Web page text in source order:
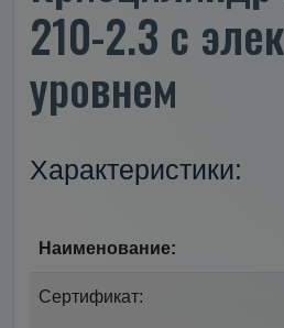
210-2.3 с
уровнем
Характеристики:
Наименование:
Сертификат: